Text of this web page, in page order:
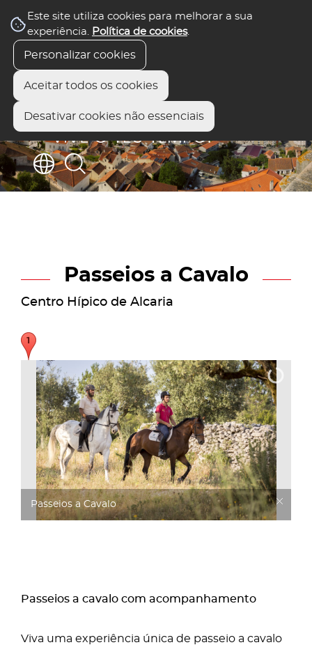
Este site utiliza cookies para melhorar a sua
experiência. Política de cookies.
Personalizar cookies
Aceitar todos os cookies
Desativar cookies não essenciais
Passeios a Cavalo
Centro Hípico de Alcaria
Passeios a Cavalo
Passeios a cavalo com acompanhamento
Viva uma experiência única de passeio a cavalo